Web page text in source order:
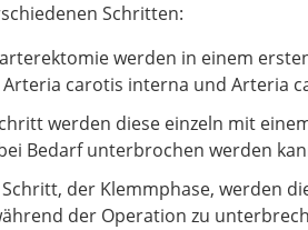
Schritten:
werden in einem
carotis interna und Arteria
werden diese einzeln mit
Bedarf unterbrochen werden
der Klemmphase, werden
der Operation zu